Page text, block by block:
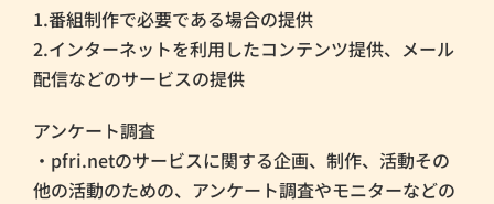
1.番組制作で必要である場合の提供
2.インターネットを利用したコンテンツ提供、メール
配信などのサービスの提供
アンケート調査
・pfri.netのサービスに関する企画、制作、活動その
他の活動のための、アンケート調査やモニターなどの